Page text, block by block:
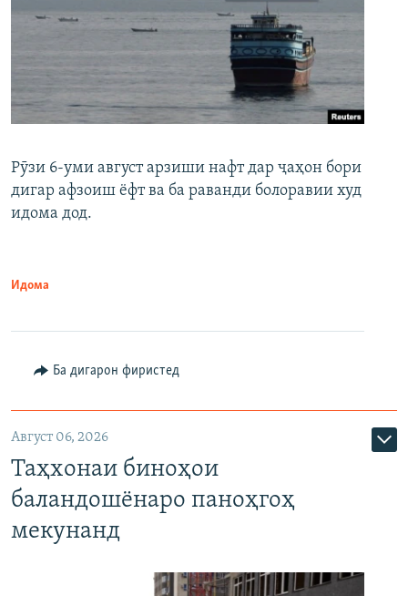
Рӯзи 6-уми август арзиши нафт дар ҷаҳон бори
дигар афзоиш ёфт ва ба раванди болоравии худ
идома дод.
Идома
Ба дигарон фиристед
Август 06, 2026
Таҳхонаи биноҳои
баландошёнаро паноҳгоҳ
мекунанд